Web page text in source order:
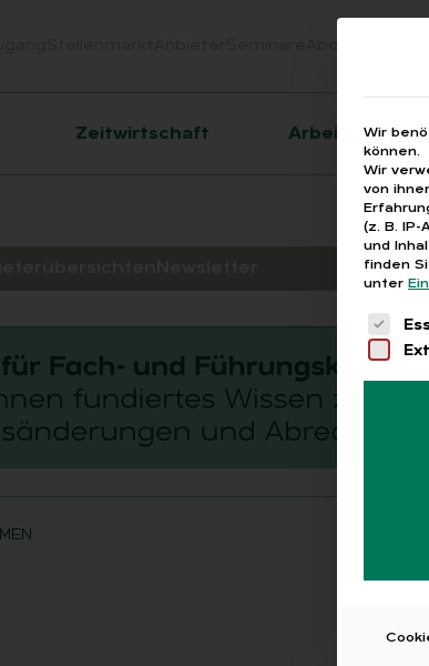
Zeitwirtschaft Arbeitsrecht
Wir
können.
Wir
von
(z. B.
und
finden
unter
Es